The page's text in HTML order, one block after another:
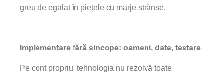
greu de egalat în piețele cu marje strânse.
Implementare fără sincope: oameni, date, testare
Pe cont propriu, tehnologia nu rezolvă toate